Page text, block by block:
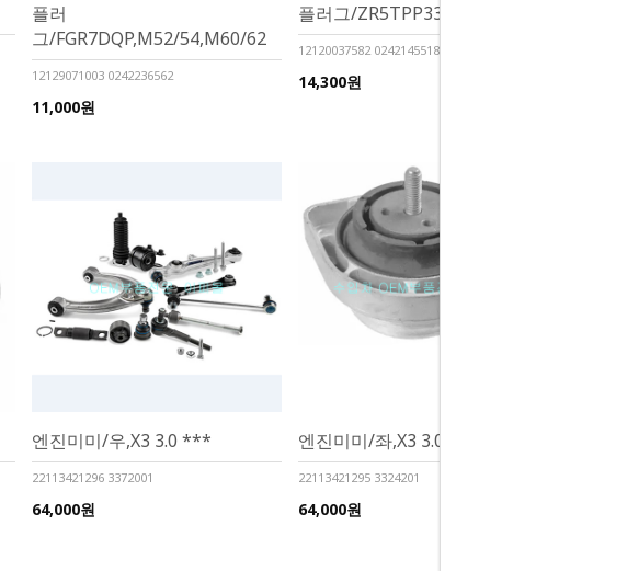
플러
그/FGR7DQP,M52/54,M60/62
12129071003 0242236562
11,000원
플러그/ZR5TPP33,N55
12120037582 0242145518
14,300원
엔진미미/우,X3 3.0 ***
22113421296 3372001
64,000원
엔진미미/좌,X3 3.0 ***
22113421295 3324201
64,000원